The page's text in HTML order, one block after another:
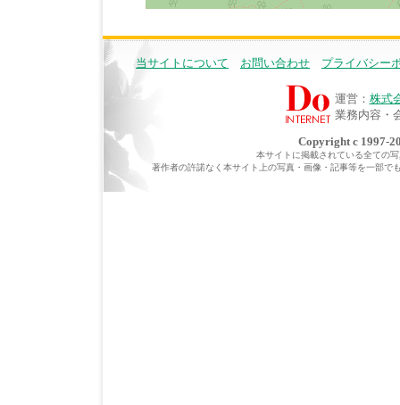
当サイトについて お問い合わせ プライバシー
運営： 株式
業務内容・
Copyright c 1997-
本サイトに掲載されている全ての
著作者の許諾なく本サイト上の写真・画像・記事等を一部で